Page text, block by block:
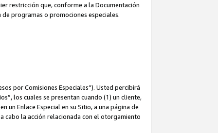
restricción que, conforme a la Documentación
programas o promociones especiales.
por Comisiones Especiales”). Usted percibirá
los cuales se presentan cuando (1) un cliente,
un Enlace Especial en su Sitio, a una página de
cabo la acción relacionada con el otorgamiento